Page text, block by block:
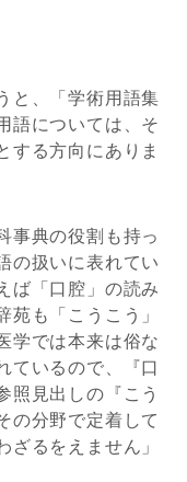
と、「学術用語集
語については、そ
する方向にありま
事典の役割も持っ
の扱いに表れてい
ば「口腔」の読み
も「こうこう」
学では本来は俗な
ているので、『口
照見出しの『こう
の分野で定着して
るをえません」